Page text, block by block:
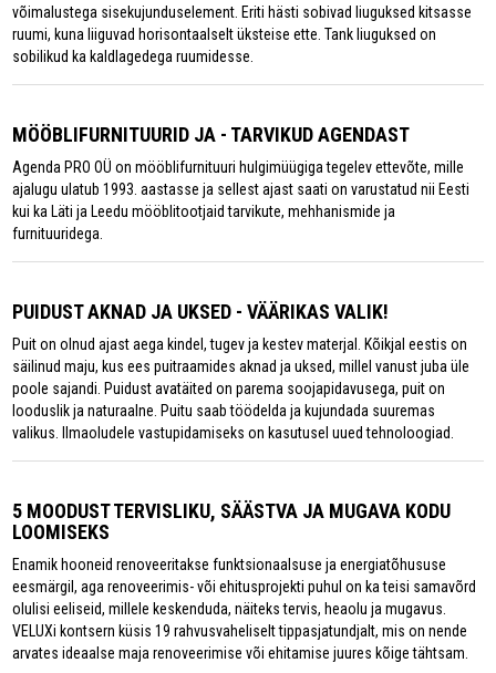
võimalustega sisekujunduselement. Eriti hästi sobivad liuguksed kitsasse
ruumi, kuna liiguvad horisontaalselt üksteise ette. Tank liuguksed on
sobilikud ka kaldlagedega ruumidesse.
MÖÖBLIFURNITUURID JA - TARVIKUD AGENDAST
Agenda PRO OÜ on mööblifurnituuri hulgimüügiga tegelev ettevõte, mille
ajalugu ulatub 1993. aastasse ja sellest ajast saati on varustatud nii Eesti
kui ka Läti ja Leedu mööblitootjaid tarvikute, mehhanismide ja
furnituuridega.
PUIDUST AKNAD JA UKSED - VÄÄRIKAS VALIK!
Puit on olnud ajast aega kindel, tugev ja kestev materjal. Kõikjal eestis on
säilinud maju, kus ees puitraamides aknad ja uksed, millel vanust juba üle
poole sajandi. Puidust avatäited on parema soojapidavusega, puit on
looduslik ja naturaalne. Puitu saab töödelda ja kujundada suuremas
valikus. llmaoludele vastupidamiseks on kasutusel uued tehnoloogiad.
5 MOODUST TERVISLIKU, SÄÄSTVA JA MUGAVA KODU
LOOMISEKS
Enamik hooneid renoveeritakse funktsionaalsuse ja energiatõhususe
eesmärgil, aga renoveerimis- või ehitusprojekti puhul on ka teisi samavõrd
olulisi eeliseid, millele keskenduda, näiteks tervis, heaolu ja mugavus.
VELUXi kontsern küsis 19 rahvusvaheliselt tippasjatundjalt, mis on nende
arvates ideaalse maja renoveerimise või ehitamise juures kõige tähtsam.